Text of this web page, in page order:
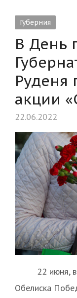
Губерния
В День
Руденя
акции
22.06.2022
22 июня, в
Обелиска